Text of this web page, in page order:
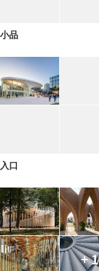
小品
入口
+ 1